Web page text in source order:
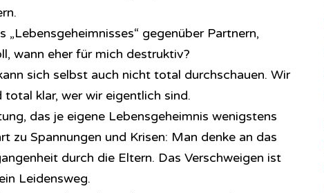
gegenüber Partnern,
wann eher für mich destruktiv?
sich selbst auch nicht total durchschauen. Wir
klar, wer wir eigentlich sind.
das je eigene Lebensgeheimnis wenigstens
zu Spannungen und Krisen: Man denke an das
durch die Eltern. Das Verschweigen ist
Leidensweg.